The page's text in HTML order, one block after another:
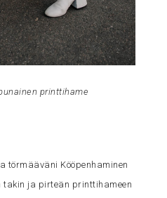
printtihame
törmääväni Kööpenhaminen
ja pirteän printtihameen